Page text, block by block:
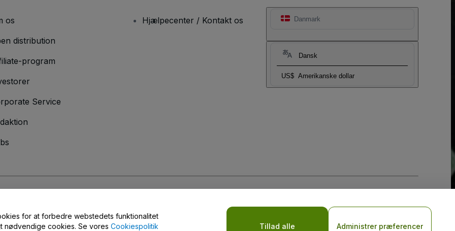
Danmark
Dansk
US$ Amerikanske dollar
os
distribution
program
Service
Hjælpecenter / Kontakt os
for at forbedre webstedets funktionalitet
nødvendige cookies. Se vores Cookiespolitik Tillad alle Administrer præferencer